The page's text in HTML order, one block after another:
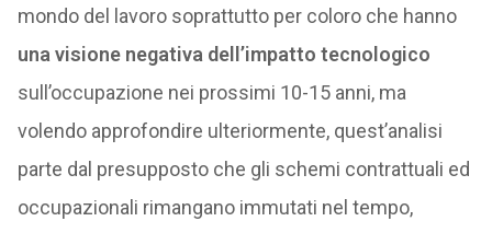
mondo del lavoro soprattutto per coloro che hanno
una visione negativa dell’impatto tecnologico
sull’occupazione nei prossimi 10-15 anni, ma
volendo approfondire ulteriormente, quest’analisi
parte dal presupposto che gli schemi contrattuali ed
occupazionali rimangano immutati nel tempo,